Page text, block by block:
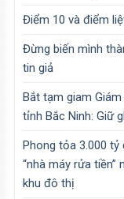
Điểm 10 và điểm
Đừng biến mình
tin giả
Bắt tạm giam
tỉnh Bắc Ninh: Giữ
Phong tỏa 3.000 tỷ
“nhà máy rửa
khu đô thị